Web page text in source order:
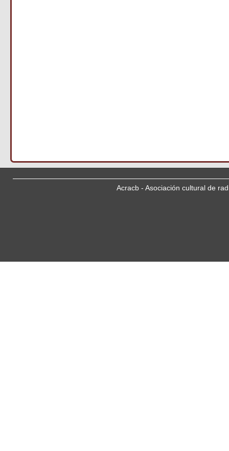
Acracb - Asociación cultural de